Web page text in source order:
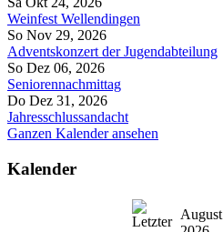
Weinfest Wellendingen
So Nov 29, 2026
Adventskonzert der Jugendabteilung
So Dez 06, 2026
Seniorennachmittag
Do Dez 31, 2026
Jahresschlussandacht
Ganzen Kalender ansehen
Kalender
August